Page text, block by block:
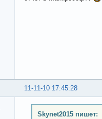
11-11-10 17:45:28
Skynet2015 пишет: